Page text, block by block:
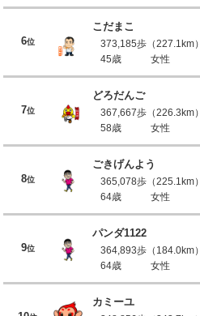
6位
こだまこ
373,185歩（227.1km）
45歳
女性
7位
どろだんご
367,667歩（226.3km）
58歳
女性
8位
ごきげんよう
365,078歩（225.1km）
64歳
女性
9位
パンダ1122
364,893歩（184.0km）
64歳
女性
カミーユ